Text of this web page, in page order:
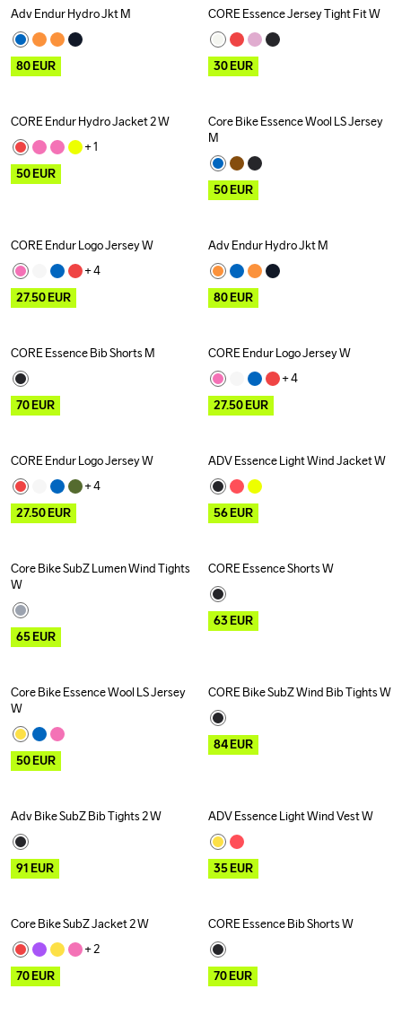
Outlet
Adv Endur Hydro Jkt M
80EUR
Outlet
CORE Essence Jersey Tight Fit W
30EUR
Outlet
CORE Endur Hydro Jacket 2 W
+ 1
50EUR
Outlet
Core Bike Essence Wool LS Jersey
M
50EUR
Outlet
CORE Endur Logo Jersey W
+ 4
27.50EUR
Outlet
Adv Endur Hydro Jkt M
80EUR
Outlet Recycled
CORE Essence Bib Shorts M
70EUR
Outlet
CORE Endur Logo Jersey W
+ 4
27.50EUR
Outlet
CORE Endur Logo Jersey W
+ 4
27.50EUR
Outlet Recycled
ADV Essence Light Wind Jacket W
56EUR
Outlet Recycled
Core Bike SubZ Lumen Wind Tights
W
65EUR
Outlet Recycled
CORE Essence Shorts W
63EUR
Outlet
Core Bike Essence Wool LS Jersey
W
50EUR
Outlet Recycled
CORE Bike SubZ Wind Bib Tights W
84EUR
Outlet
Adv Bike SubZ Bib Tights 2 W
91 EUR
Outlet Recycled
ADV Essence Light Wind Vest W
35EUR
Outlet
Core Bike SubZ Jacket 2 W
+ 2
70EUR
Outlet Recycled
CORE Essence Bib Shorts W
70EUR